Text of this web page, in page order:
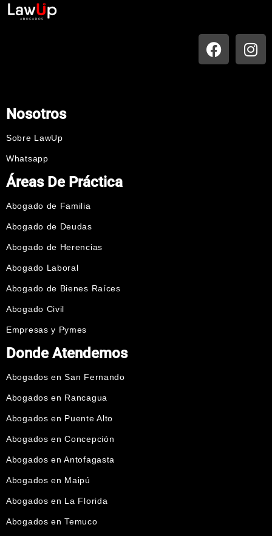
Nosotros
Sobre LawUp
Whatsapp
Áreas De Práctica
Abogado de Familia
Abogado de Deudas
Abogado de Herencias
Abogado Laboral
Abogado de Bienes Raíces
Abogado Civil
Empresas y Pymes
Donde Atendemos
Abogados en San Fernando
Abogados en Rancagua
Abogados en Puente Alto
Abogados en Concepción
Abogados en Antofagasta
Abogados en Maipú
Abogados en La Florida
Abogados en Temuco